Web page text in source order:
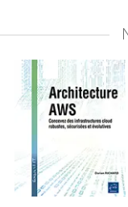
Excel 2021 OFFERT -